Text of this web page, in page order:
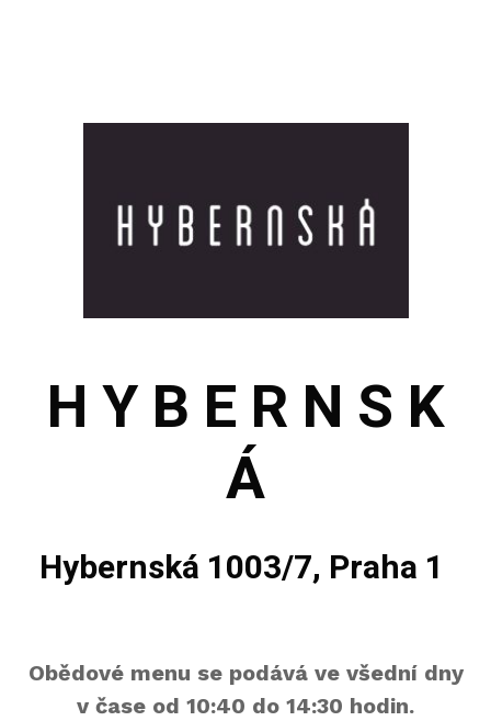
H Y B E R N S K
Á
Hybernská 1003/7, Praha 1
Obědové menu se podává ve všední dny
v čase od 10:40 do 14:30 hodin.